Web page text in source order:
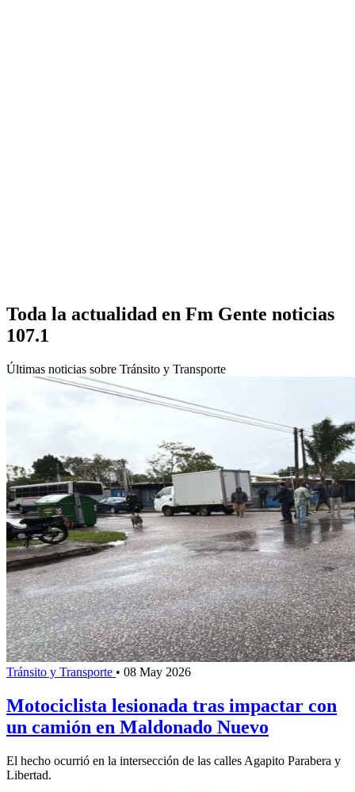
Toda la actualidad en Fm Gente noticias
107.1
Últimas noticias sobre Tránsito y Transporte
Tránsito y Transporte • 08 May 2026
Motociclista lesionada tras impactar con
un camión en Maldonado Nuevo
El hecho ocurrió en la intersección de las calles Agapito Parabera y
Libertad.